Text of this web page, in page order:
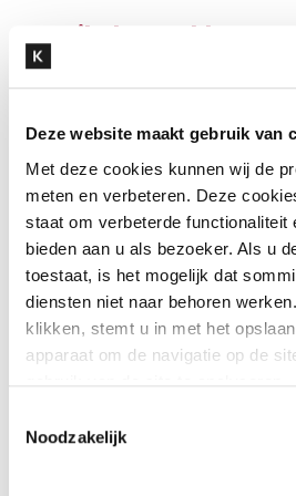
Deze website maakt gebruik van
Met deze cookies kunnen wij de
meten en verbeteren. Deze
staat om verbeterde functionaliteit
bieden aan u als bezoeker. Als u
toestaat, is het mogelijk dat
diensten niet naar behoren
klikken, stemt u in met het
apparaat om de navigatie op de
Noodzakelijk
Artikelen en
dit specialisme
Zwaar materieel inkopen
Let op deze 5 risico’s